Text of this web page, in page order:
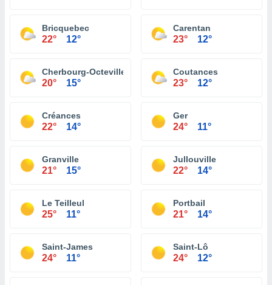
Bricquebec
22° 12°
Carentan
23° 12°
Cherbourg-Octeville
20° 15°
Coutances
23° 12°
Créances
22° 14°
Ger
24° 11°
Granville
21° 15°
Jullouville
22° 14°
Le Teilleul
25° 11°
Portbail
21° 14°
Saint-James
24° 11°
Saint-Lô
24° 12°